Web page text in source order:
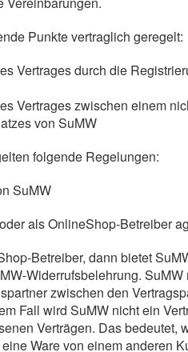
Punkte vertraglich geregelt:
Vertrages durch die
Vertrages zwischen einem
von SuMW
folgende Regelungen:
SuMW
als OnlineShop-Betreiber
Betreiber, dann bietet
Widerrufsbelehrung.
zwischen den
Fall wird SuMW nicht ein
Verträgen. Das
Ware von einem anderen